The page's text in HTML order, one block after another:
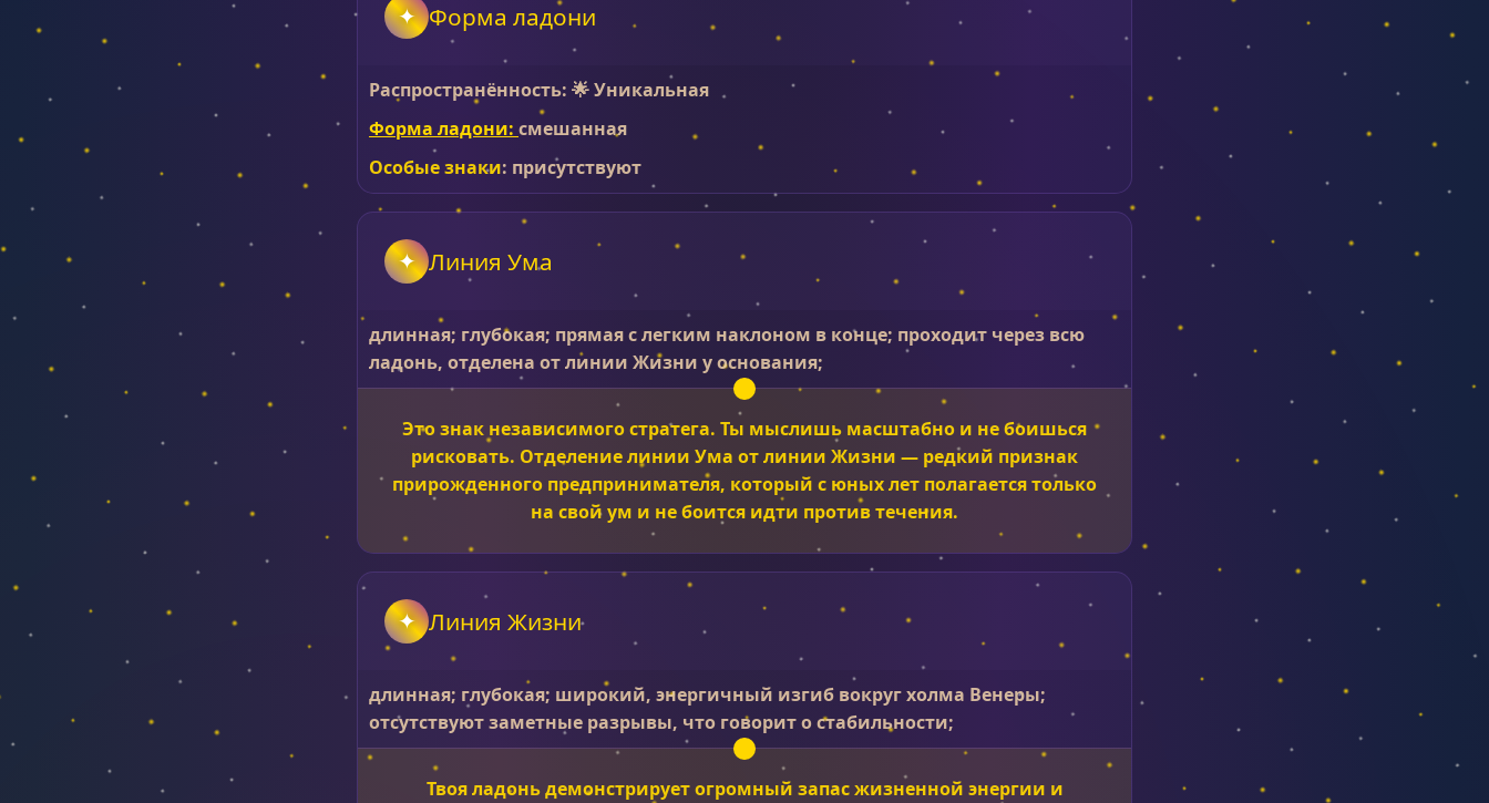
Форма ладони
Распространённость: 🌟 Уникальная
Форма ладони: смешанная
Особые знаки: присутствуют
Линия Ума
длинная; глубокая; прямая с легким наклоном в конце; проходит через всю
ладонь, отделена от линии Жизни у основания;
Это знак независимого стратега. Ты мыслишь масштабно и не боишься
рисковать. Отделение линии Ума от линии Жизни — редкий признак
прирожденного предпринимателя, который с юных лет полагается только
на свой ум и не боится идти против течения.
Линия Жизни
длинная; глубокая; широкий, энергичный изгиб вокруг холма Венеры;
отсутствуют заметные разрывы, что говорит о стабильности;
Твоя ладонь демонстрирует огромный запас жизненной энергии и